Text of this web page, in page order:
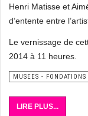
Henri Matisse et
d’entente entre
Le vernissage de
2014 à 11 heures.
MUSEES -
LIRE PLUS...